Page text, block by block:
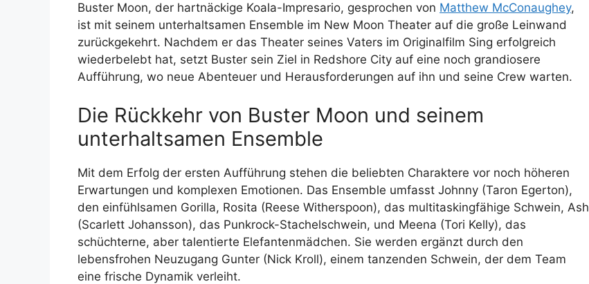
Buster Moon, der hartnäckige Koala-Impresario, gesprochen von Matthew McConaughey,
ist mit seinem unterhaltsamen Ensemble im New Moon Theater auf die große Leinwand
zurückgekehrt. Nachdem er das Theater seines Vaters im Originalfilm Sing erfolgreich
wiederbelebt hat, setzt Buster sein Ziel in Redshore City auf eine noch grandiosere
Aufführung, wo neue Abenteuer und Herausforderungen auf ihn und seine Crew warten.
Die Rückkehr von Buster Moon und seinem
unterhaltsamen Ensemble
Mit dem Erfolg der ersten Aufführung stehen die beliebten Charaktere vor noch höheren
Erwartungen und komplexen Emotionen. Das Ensemble umfasst Johnny (Taron Egerton),
den einfühlsamen Gorilla, Rosita (Reese Witherspoon), das multitaskingfähige Schwein, Ash
(Scarlett Johansson), das Punkrock-Stachelschwein, und Meena (Tori Kelly), das
schüchterne, aber talentierte Elefantenmädchen. Sie werden ergänzt durch den
lebensfrohen Neuzugang Gunter (Nick Kroll), einem tanzenden Schwein, der dem Team
eine frische Dynamik verleiht.